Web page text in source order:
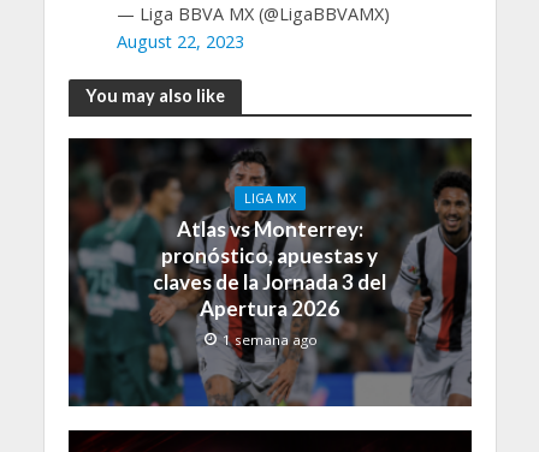
— Liga BBVA MX (@LigaBBVAMX)
August 22, 2023
You may also like
LIGA MX
Atlas vs Monterrey:
pronóstico, apuestas y
claves de la Jornada 3 del
Apertura 2026
1 semana ago